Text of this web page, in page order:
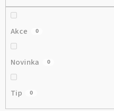
Akce 0
Novinka 0
Tip 0